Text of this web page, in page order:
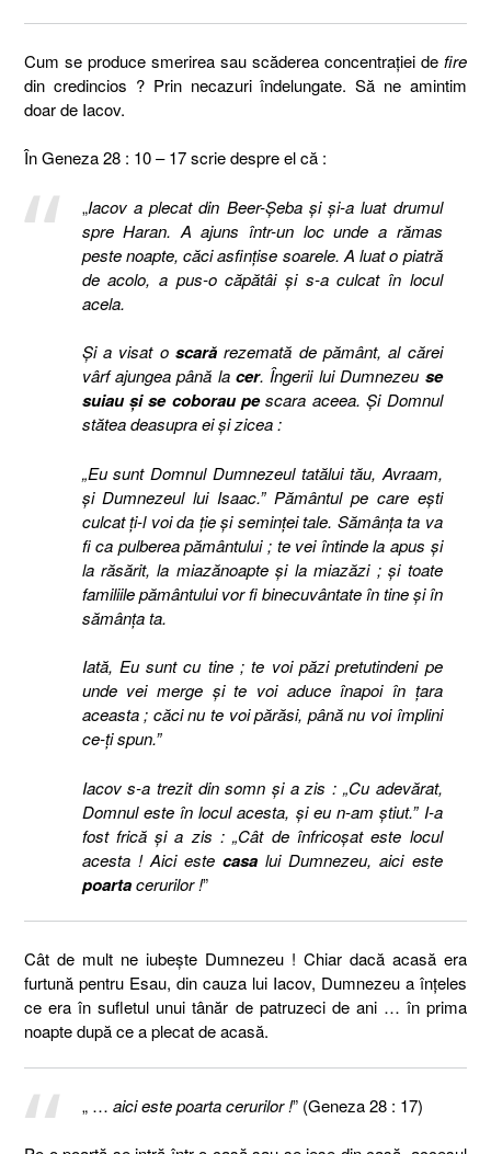
Cum se produce smerirea sau scăderea concentrației de fire
din credincios ? Prin necazuri îndelungate. Să ne amintim
doar de Iacov.
În Geneza 28 : 10 – 17 scrie despre el că :
„Iacov a plecat din Beer-Şeba şi şi-a luat drumul
spre Haran. A ajuns într-un loc unde a rămas
peste noapte, căci asfinţise soarele. A luat o piatră
de acolo, a pus-o căpătâi şi s-a culcat în locul
acela.
Şi a visat o scarărezemată de pământ, al cărei
vârf ajungea până la cer. Îngerii lui Dumnezeu se
suiau şi se coborau pescara aceea. Şi Domnul
stătea deasupra ei şi zicea :
„Eu sunt Domnul Dumnezeul tatălui tău, Avraam,
şi Dumnezeul lui Isaac.” Pământul pe care eşti
culcat ţi-l voi da ţie şi seminţei tale. Sămânţa ta va
fi ca pulberea pământului ; te vei întinde la apus şi
la răsărit, la miazănoapte şi la miazăzi ; şi toate
familiile pământului vor fi binecuvântate în tine şi în
sămânţa ta.
Iată, Eu sunt cu tine ; te voi păzi pretutindeni pe
unde vei merge şi te voi aduce înapoi în ţara
aceasta ; căci nu te voi părăsi, până nu voi împlini
ce-ţi spun.”
Iacov s-a trezit din somn şi a zis : „Cu adevărat,
Domnul este în locul acesta, şi eu n-am ştiut.” I-a
fost frică şi a zis : „Cât de înfricoşat este locul
acesta ! Aici este casa lui Dumnezeu, aici este
poartacerurilor !”
Cât de mult ne iubeşte Dumnezeu ! Chiar dacă acasă era
furtună pentru Esau, din cauza lui Iacov, Dumnezeu a înţeles
ce era în sufletul unui tânăr de patruzeci de ani … în prima
noapte după ce a plecat de acasă.
„ … aici este poarta cerurilor !” (Geneza 28 : 17)